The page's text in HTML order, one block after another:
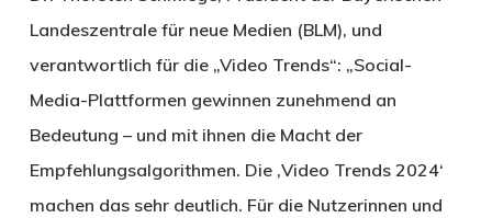
Landeszentrale für neue Medien (BLM), und
verantwortlich für die „Video Trends“: „Social-
Media-Plattformen gewinnen zunehmend an
Bedeutung – und mit ihnen die Macht der
Empfehlungsalgorithmen. Die ‚Video Trends 2024‘
machen das sehr deutlich. Für die Nutzerinnen und